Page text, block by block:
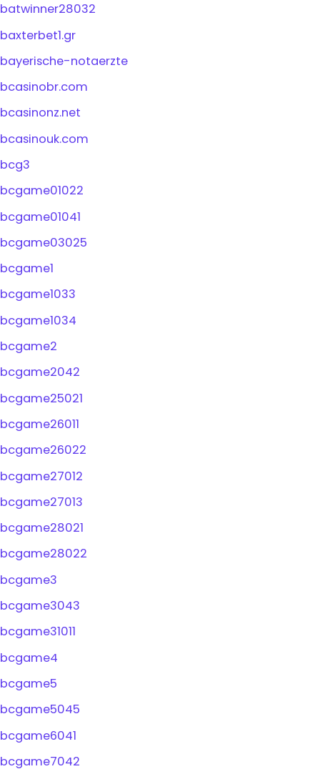
batwinner28032
baxterbet1.gr
bayerische-notaerzte
bcasinobr.com
bcasinonz.net
bcasinouk.com
bcg3
bcgame01022
bcgame01041
bcgame03025
bcgame1
bcgame1033
bcgame1034
bcgame2
bcgame2042
bcgame25021
bcgame26011
bcgame26022
bcgame27012
bcgame27013
bcgame28021
bcgame28022
bcgame3
bcgame3043
bcgame31011
bcgame4
bcgame5
bcgame5045
bcgame6041
bcgame7042